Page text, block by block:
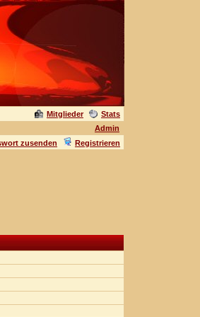
Mitglieder
Stats
Admin
zusenden Registrieren